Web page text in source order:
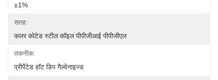
±1%
सतह:
कलर कोटेड स्टील कॉइल पीपीजीआई पीपीजीएल
तकनीक:
प्रीपेंटेड हॉट डिप गैल्वेनाइज्ड